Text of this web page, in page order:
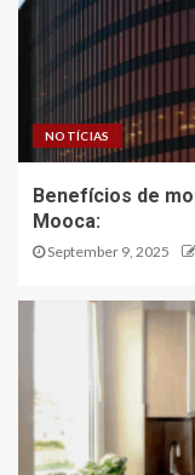
NOTÍCIAS
Benefícios de
Mooca:
September 9, 2025